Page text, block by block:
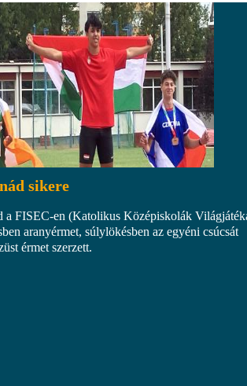
sikere
a FISEC-en (Katolikus Középiskolák
aranyérmet, súlylökésben az egyéni csúcsát
érmet szerzett.